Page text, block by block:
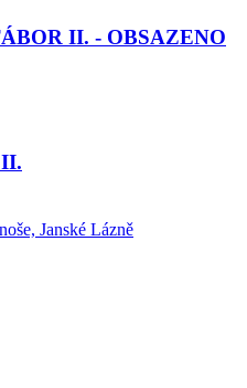
II. - OBSAZENO
Janské Lázně